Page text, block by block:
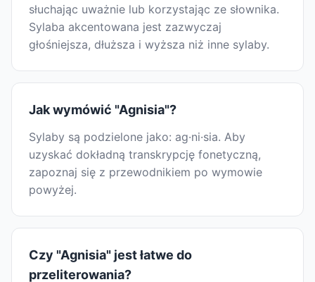
słuchając uważnie lub korzystając ze słownika.
Sylaba akcentowana jest zazwyczaj
głośniejsza, dłuższa i wyższa niż inne sylaby.
Jak wymówić "Agnisia"?
Sylaby są podzielone jako: ag·ni·sia. Aby
uzyskać dokładną transkrypcję fonetyczną,
zapoznaj się z przewodnikiem po wymowie
powyżej.
Czy "Agnisia" jest łatwe do
przeliterowania?